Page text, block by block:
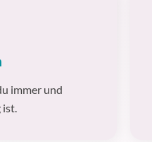
immer und
ist.